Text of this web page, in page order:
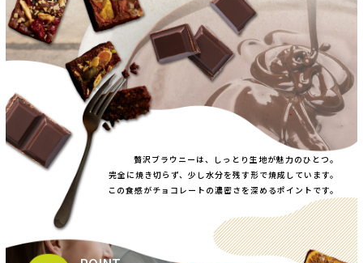
贅沢ブラウニーは、しっとり生地が魅力のひとつ。
完全に焼き切らず、少し水分を残す形で焼成しています。
この食感がチョコレートの濃密さを深めるポイントです。